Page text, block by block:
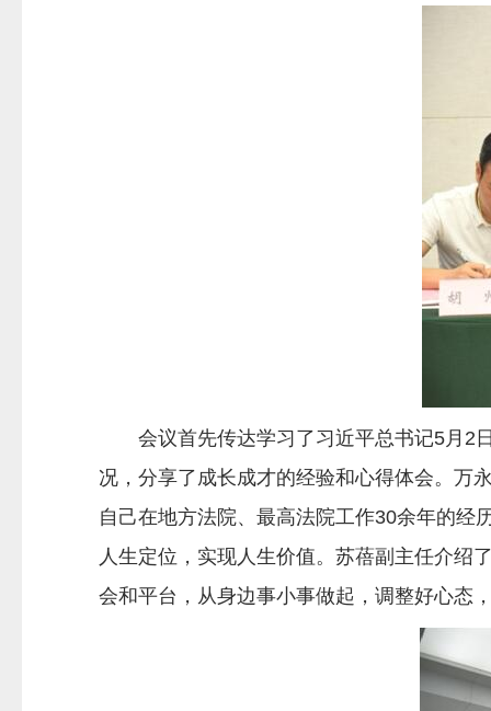
会议首先传达学习了习近平总书记5月2日
况，分享了成长成才的经验和心得体会。万
自己在地方法院、最高法院工作30余年的经
人生定位，实现人生价值。苏蓓副主任介绍
会和平台，从身边事小事做起，调整好心态